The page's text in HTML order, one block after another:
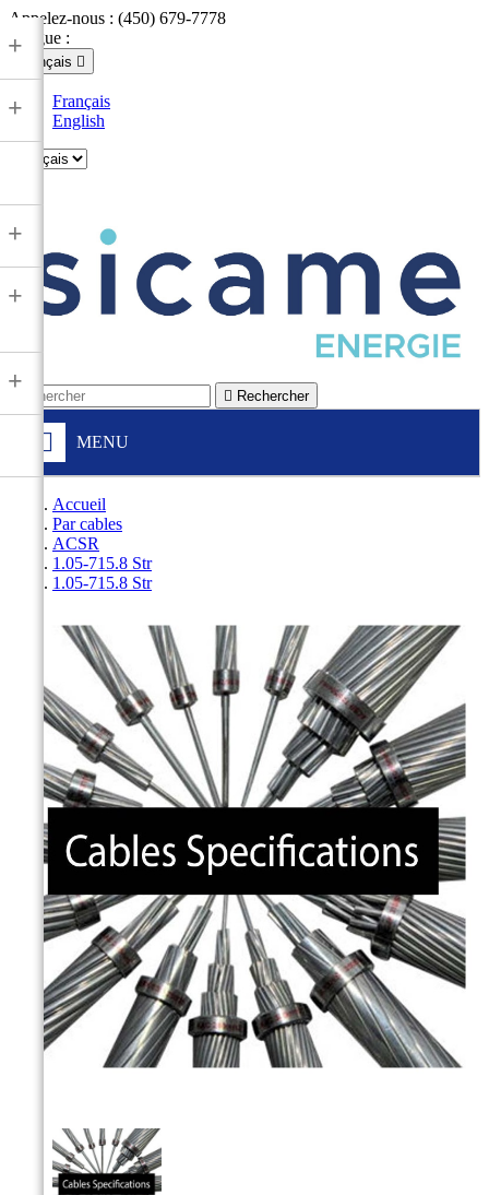
Appelez-nous : (450) 679-7778
Langue :
Français 
Français
English
 Rechercher
MENU
+
+
+
+
+
Accueil
Par cables
ACSR
1.05-715.8 Str
1.05-715.8 Str